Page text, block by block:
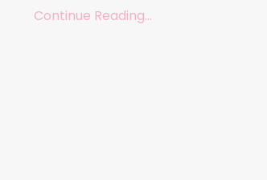
Continue Reading...